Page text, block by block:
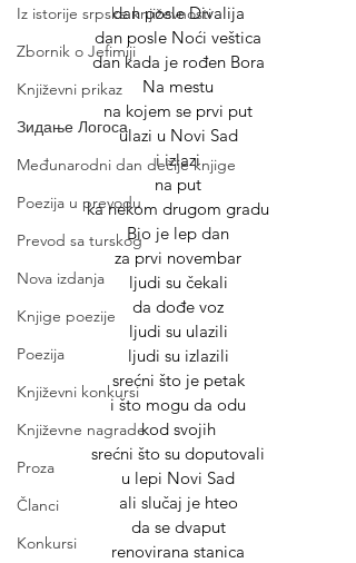
Iz istorije srpske književnosti
Zbornik o Jefimiji
Književni prikaz
Зидање Логоса
Međunarodni dan dečije knjige
Poezija u prevodu
Prevod sa turskog
Nova izdanja
Knjige poezije
Poezija
Književni konkursi
Književne nagrade
Proza
Članci
Konkursi
dan posle Divalija
dan posle Noći veštica
dan kada je rođen Bora
Na mestu
na kojem se prvi put
ulazi u Novi Sad
i izlazi
na put
ka nekom drugom gradu
Bio je lep dan
za prvi novembar
ljudi su čekali
da dođe voz
ljudi su ulazili
ljudi su izlazili
srećni što je petak
i što mogu da odu
kod svojih
srećni što su doputovali
u lepi Novi Sad
ali slučaj je hteo
da se dvaput
renovirana stanica